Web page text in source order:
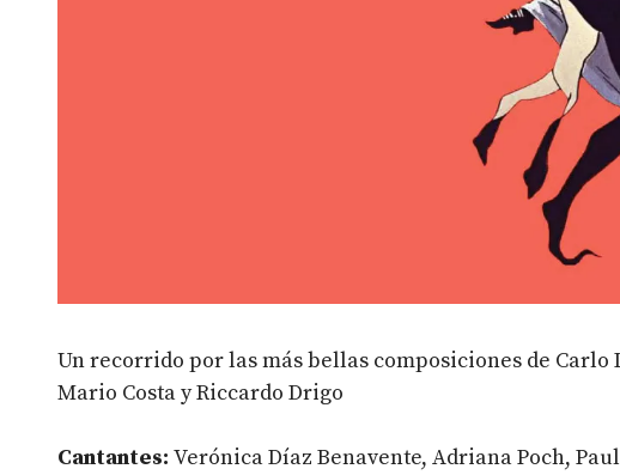
Un recorrido por las más bellas composiciones de
Mario Costa y Riccardo Drigo
Cantantes: Verónica Díaz Benavente, Adriana Poch,